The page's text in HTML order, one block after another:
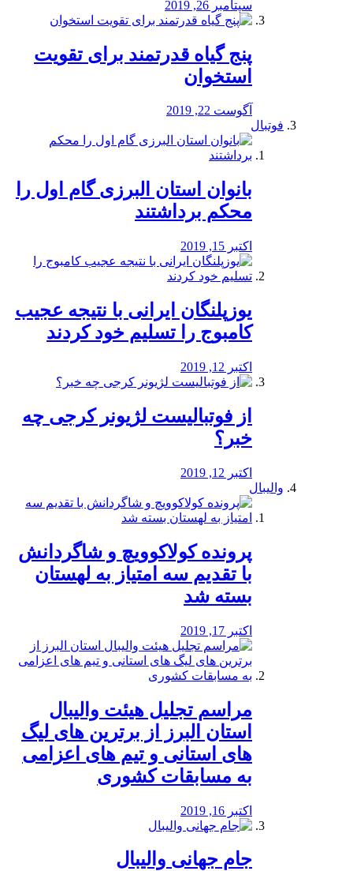
سپتامبر 26, 2019
پنج گیاه قدرتمند برای تقویت
استخوان
آگوست 22, 2019
فوتبال
بانوان استان البرزی گام اول را
محكم برداشتند
اکتبر 15, 2019
یوزپلنگان ایرانی با نتیجه عجیب
کامبوج را تسلیم خود کردند
اکتبر 12, 2019
از فوتبالیست لژیونر کرجی چه
خبر؟
اکتبر 12, 2019
والیبال
پرونده کولاکوویچ و شاگردانش
با تقدیم سه امتیاز به لهستان
بسته شد
اکتبر 17, 2019
مراسم تجلیل هیئت والیبال
استان البرز از برترین های لیگ
های استانی و تیم های اعزامی
به مسابقات کشوری
اکتبر 16, 2019
جام جهانی والیبال